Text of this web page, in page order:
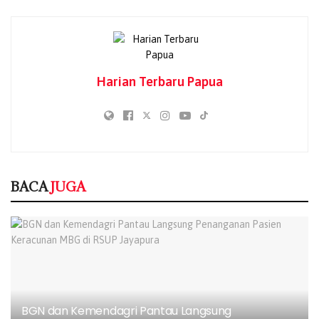
BGN dan Kemendagri Pantau Langsung
Penanganan Pasien Keracunan MBG di RSUP
Jayapura
Jayapura
Bayar Iuran JKN Kini Lebih Ringan, BPJS
Sinergi Jaga Keberlanjutan Program JKN
Harian Terbaru Papua
BACAJUGA
BGN dan Kemendagri Pantau Langsung